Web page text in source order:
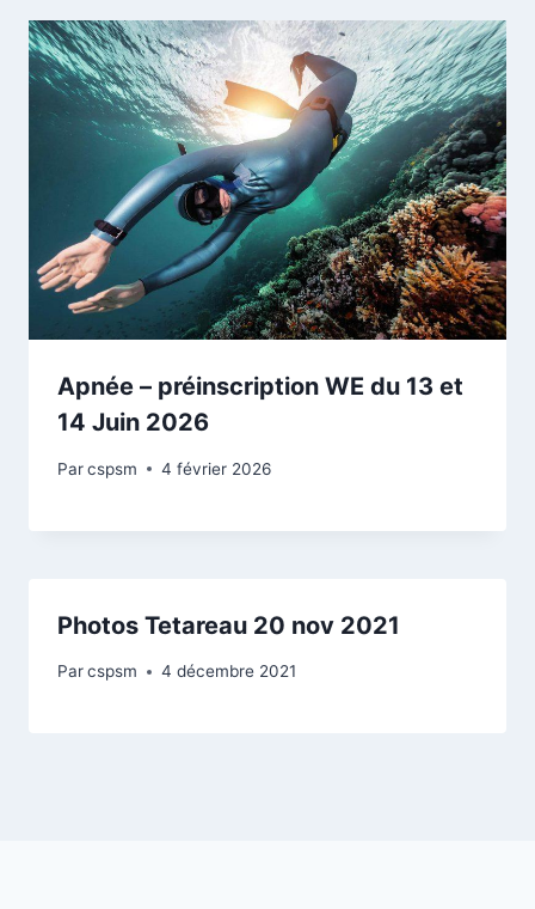
Apnée – préinscription WE du 13 et
14 Juin 2026
Parcspsm 4 février 2026
Photos Tetareau 20 nov 2021
Parcspsm 4 décembre 2021